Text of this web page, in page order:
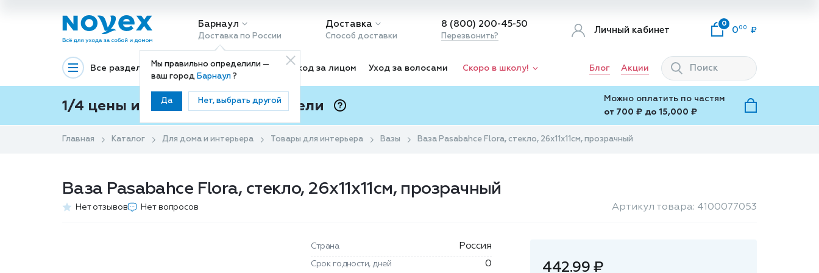
Барнаул
Доставка по России
Мы правильно определили —
ваш город Барнаул?
Да Нет, выбрать другой
Доставка
Способ доставки
8 (800) 200-45-50
Перезвонить?
Личный кабинет
0
0 00
Все разделы Декоративная косметика Уход за лицом Уход за волосами Скоро в школу! Блог Акции
1/4 цены и покупки ваши с Подели
Можно оплатить по частям
от 700 ₽ до 15,000 ₽
Главная Каталог Для дома и интерьера Товары для интерьера Вазы Ваза Pasabahce Flora, стекло, 26x11x11см, прозрачный
Ваза Pasabahce Flora, стекло, 26x11x11см, прозрачный
Нет отзывов Нет вопросов Артикул товара: 4100077053
Страна Россия
Срок годности, дней 0 442.99 ₽